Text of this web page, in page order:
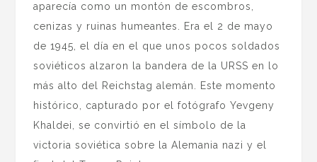
aparecía como un montón de escombros,
cenizas y ruinas humeantes. Era el 2 de mayo
de 1945, el día en el que unos pocos soldados
soviéticos alzaron la bandera de la URSS en lo
más alto del Reichstag alemán. Este momento
histórico, capturado por el fotógrafo Yevgeny
Khaldei, se convirtió en el símbolo de la
victoria soviética sobre la Alemania nazi y el